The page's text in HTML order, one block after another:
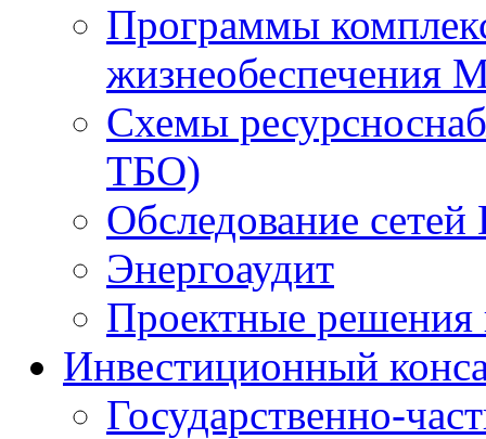
Программы
жизнеобеспечения
Схемы
ТБО)
Обследование
Энергоаудит
Проектные решения
Инвестиционный
Государственно-